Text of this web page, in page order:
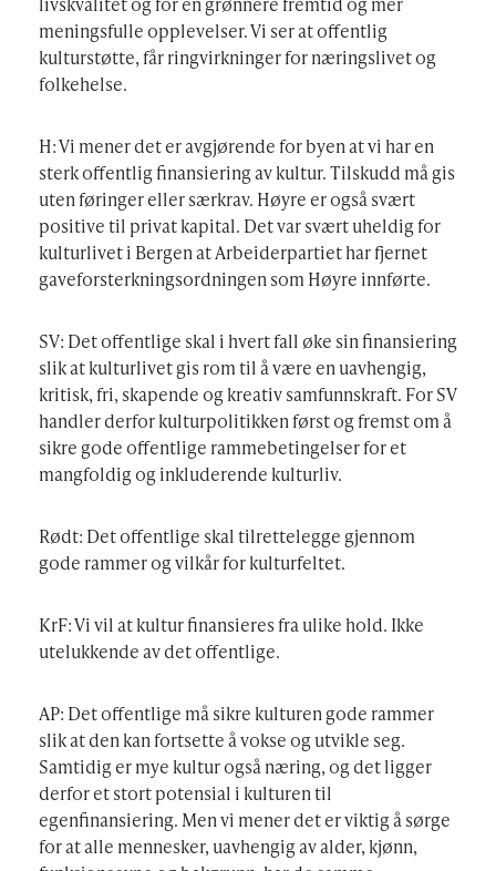
meningsfulle opplevelser. Vi ser at offentlig
kulturstøtte, får ringvirkninger for næringslivet og
folkehelse.
H: Vi mener det er avgjørende for byen at vi har en
sterk offentlig finansiering av kultur. Tilskudd må gis
uten føringer eller særkrav. Høyre er også svært
positive til privat kapital. Det var svært uheldig for
kulturlivet i Bergen at Arbeiderpartiet har fjernet
gaveforsterkningsordningen som Høyre innførte.
SV: Det offentlige skal i hvert fall øke sin finansiering
slik at kulturlivet gis rom til å være en uavhengig,
kritisk, fri, skapende og kreativ samfunnskraft. For SV
handler derfor kulturpolitikken først og fremst om å
sikre gode offentlige rammebetingelser for et
mangfoldig og inkluderende kulturliv.
Rødt: Det offentlige skal tilrettelegge gjennom
gode rammer og vilkår for kulturfeltet.
KrF: Vi vil at kultur finansieres fra ulike hold. Ikke
utelukkende av det offentlige.
AP: Det offentlige må sikre kulturen gode rammer
slik at den kan fortsette å vokse og utvikle seg.
Samtidig er mye kultur også næring, og det ligger
derfor et stort potensial i kulturen til
egenfinansiering. Men vi mener det er viktig å sørge
for at alle mennesker, uavhengig av alder, kjønn,